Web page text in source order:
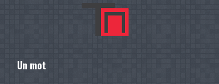
Un mot